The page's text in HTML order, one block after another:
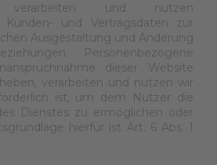
und nutzen
Kunden- und Vertragsdaten zur
Ausgestaltung und Änderung
Personenbezogene
dieser Website
verarbeiten und nutzen wir
ist, um dem Nutzer die
Dienstes zu ermöglichen oder
hierfür ist Art. 6 Abs. 1